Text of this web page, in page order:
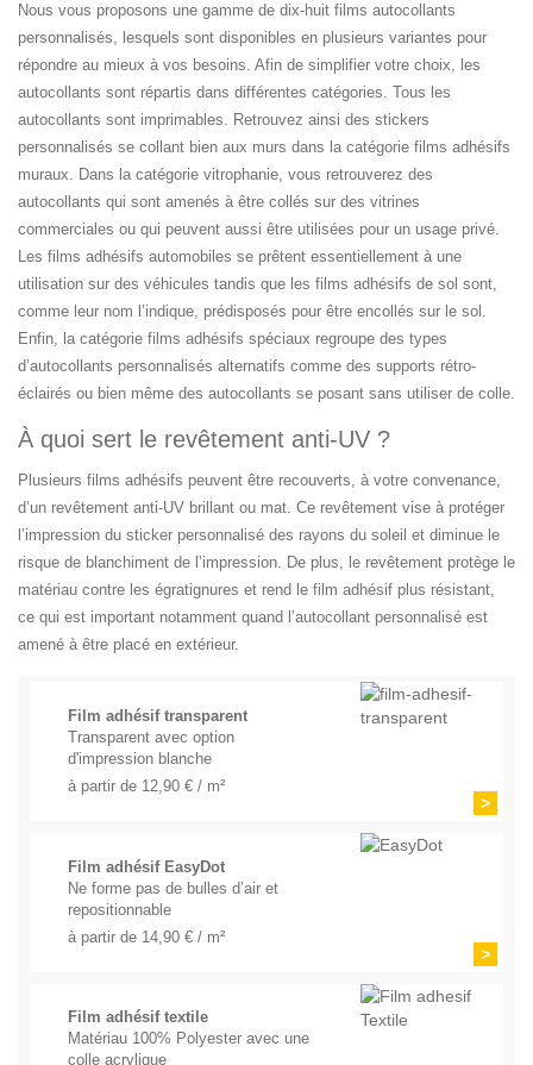
Nous vous proposons une gamme de dix-huit films autocollants
personnalisés, lesquels sont disponibles en plusieurs variantes pour
répondre au mieux à vos besoins. Afin de simplifier votre choix, les
autocollants sont répartis dans différentes catégories. Tous les
autocollants sont imprimables. Retrouvez ainsi des stickers
personnalisés se collant bien aux murs dans la catégorie films adhésifs
muraux. Dans la catégorie vitrophanie, vous retrouverez des
autocollants qui sont amenés à être collés sur des vitrines
commerciales ou qui peuvent aussi être utilisées pour un usage privé.
Les films adhésifs automobiles se prêtent essentiellement à une
utilisation sur des véhicules tandis que les films adhésifs de sol sont,
comme leur nom l’indique, prédisposés pour être encollés sur le sol.
Enfin, la catégorie films adhésifs spéciaux regroupe des types
d’autocollants personnalisés alternatifs comme des supports rétro-
éclairés ou bien même des autocollants se posant sans utiliser de colle.
À quoi sert le revêtement anti-UV ?
Plusieurs films adhésifs peuvent être recouverts, à votre convenance,
d’un revêtement anti-UV brillant ou mat. Ce revêtement vise à protéger
l’impression du sticker personnalisé des rayons du soleil et diminue le
risque de blanchiment de l’impression. De plus, le revêtement protège le
matériau contre les égratignures et rend le film adhésif plus résistant,
ce qui est important notamment quand l’autocollant personnalisé est
amené à être placé en extérieur.
Film adhésif transparent
Transparent avec option
d'impression blanche
à partir de 12,90 € / m²
>
Film adhésif EasyDot
Ne forme pas de bulles d’air et
repositionnable
à partir de 14,90 € / m²
>
Film adhésif textile
Matériau 100% Polyester avec une
colle acrylique